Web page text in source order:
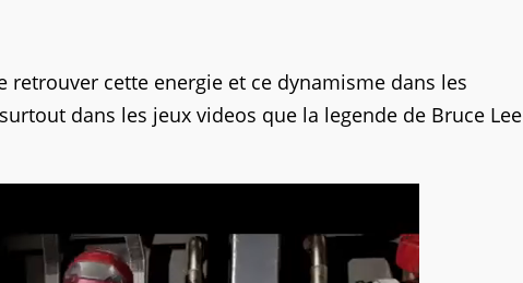
cette energie et ce dynamisme dans les
dans les jeux videos que la legende de Bruce Lee